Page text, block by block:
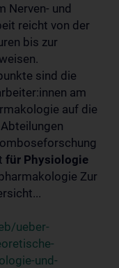
Nerven- und
reicht von der
bis zur
sind die
am
auf die
für Physiologie
Zur
ueber-
und-